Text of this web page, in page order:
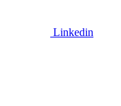
Linkedin